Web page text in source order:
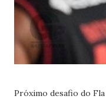
Próximo desafio do